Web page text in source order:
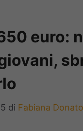
euro:
di Fabiana Donato